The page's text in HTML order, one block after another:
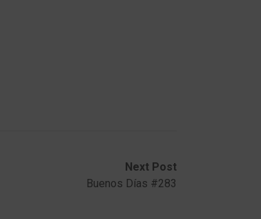
Next Post
Buenos Días #283